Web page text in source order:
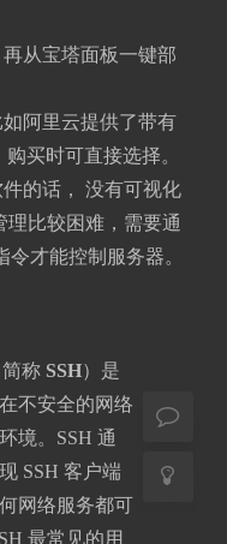
Sans Serif Serif
日落 暗化
从宝塔面板一键部
阿里云提供了带有
购买时可直接选择。
的话， 没有可视化
理比较困难，需要通
才能控制服务器。
简称 SSH）是
不安全的网络
境。SSH 通
SSH 客户端
网络服务都可
最常见的用